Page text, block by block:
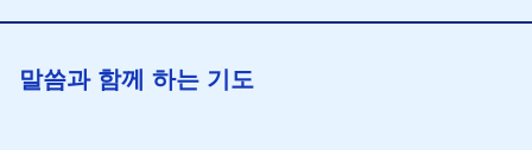
말씀과 함께 하는 기도